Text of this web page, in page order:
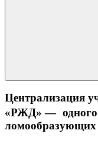
Централизация
«РЖД» — одного
ломообразующих